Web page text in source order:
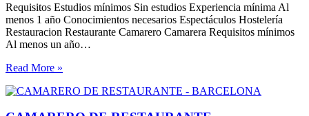
Requisitos Estudios mínimos Sin estudios Experiencia mínima Al
menos 1 año Conocimientos necesarios Espectáculos Hostelería
Restauracion Restaurante Camarero Camarera Requisitos mínimos
Al menos un año…
Read More »